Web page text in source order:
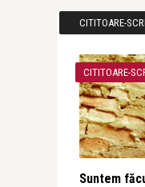
CITITOARE-
CITITOARE-
Suntem